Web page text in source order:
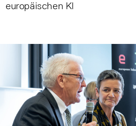
europäischen KI